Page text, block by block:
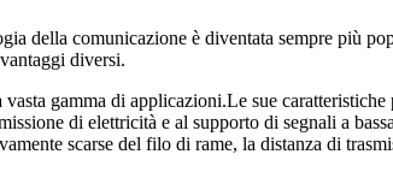
della comunicazione è diventata sempre più
diversi.
gamma di applicazioni.Le sue
di elettricità e al supporto di segnali a
scarse del filo di rame, la distanza di